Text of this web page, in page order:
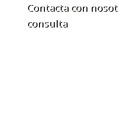
Contacta con
consulta